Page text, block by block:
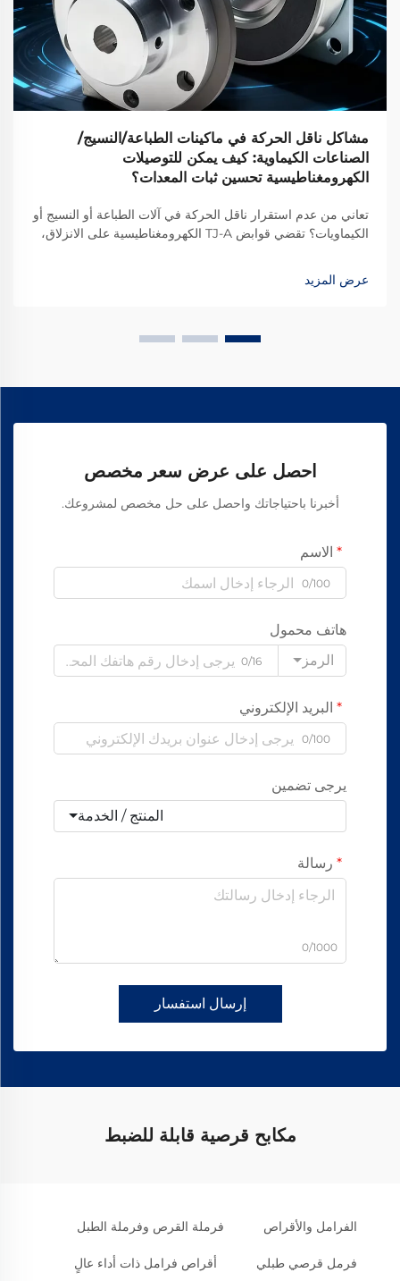
مشاكل ناقل الحركة في ماكينات الطباعة/النسيج/
الصناعات الكيماوية: كيف يمكن للتوصيلات
الكهرومغناطيسية تحسين ثبات المعدات؟
تعاني من عدم استقرار ناقل الحركة في آلات الطباعة أو النسيج أو
الكيماويات؟ تقضي قوابض TJ-A الكهرومغناطيسية على الانزلاق،
اكتشف كيف تحقق الشركات المصنعة الرائدة عالميًا موثوقية بنسبة
99.8٪ — طلب ورقة المواصفات اليوم.
عرض المزيد
احصل على عرض سعر مخصص
أخبرنا باحتياجاتك واحصل على حل مخصص لمشروعك.
الاسم
0/100
هاتف محمول
الرمز
0/16
البريد الإلكتروني
0/100
يرجى تضمين
المنتج / الخدمة
رسالة
0/1000
إرسال استفسار
مكابح قرصية قابلة للضبط
الفرامل والأقراص فرملة القرص وفرملة الطبل
فرمل قرصي طبلي أقراص فرامل ذات أداء عالٍ